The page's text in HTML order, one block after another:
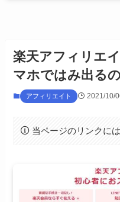
楽天アフィリエ
マホではみ出る
アフィリエイト 2021/10/
当ページのリンクに